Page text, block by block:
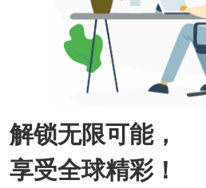
解锁无限可能，
享受全球精彩！